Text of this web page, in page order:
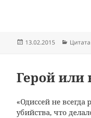
Опубликовано
13.02.2015 Рубрики
Цитата
Герой или
«Одиссей не
убийства, что